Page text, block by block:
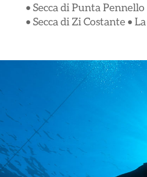
• Secca di Punta Pennello
• Secca di Zi Costante•